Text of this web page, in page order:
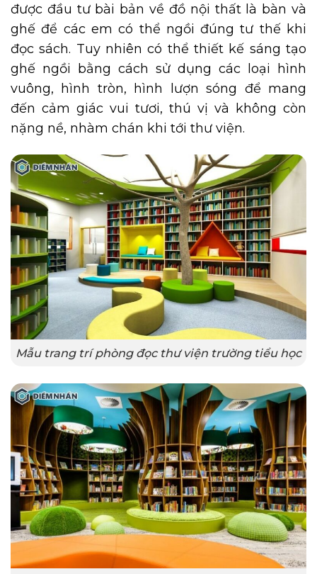
được đầu tư bài bản về đồ nội thất là bàn và
ghế để các em có thể ngồi đúng tư thế khi
đọc sách. Tuy nhiên có thể thiết kế sáng tạo
ghế ngồi bằng cách sử dụng các loại hình
vuông, hình tròn, hình lượn sóng để mang
đến cảm giác vui tươi, thú vị và không còn
nặng nề, nhàm chán khi tới thư viện.
Mẫu trang trí phòng đọc thư viện trường tiểu học